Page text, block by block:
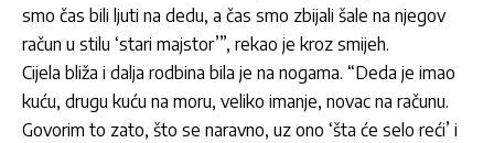
smo čas bili ljuti na dedu, a čas smo zbijali šale na njegov
račun u stilu ‘stari majstor’”, rekao je kroz smijeh.
Cijela bliža i dalja rodbina bila je na nogama. “Deda je imao
kuću, drugu kuću na moru, veliko imanje, novac na računu.
Govorim to zato, što se naravno, uz ono ‘šta će selo reći’ i